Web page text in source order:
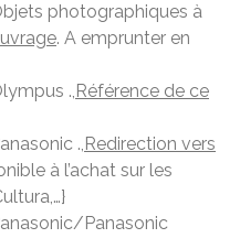
photographiques à
. A emprunter en
., Référence de ce
., Redirection vers
à l’achat sur les
Panasonic